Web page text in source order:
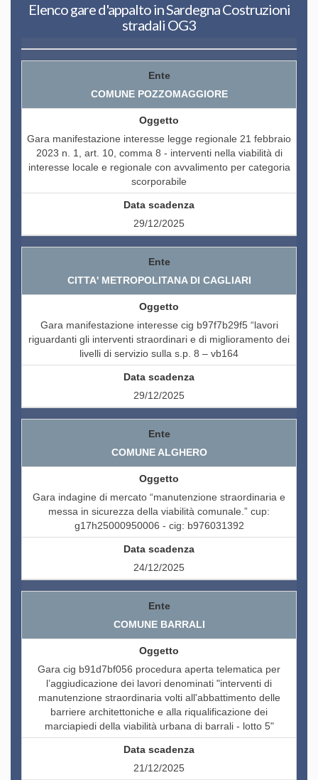
Elenco gare d'appalto in Sardegna Costruzioni
stradali OG3
COMUNE POZZOMAGGIORE
Gara manifestazione interesse legge regionale 21 febbraio
2023 n. 1, art. 10, comma 8 - interventi nella viabilità di
interesse locale e regionale con avvalimento per categoria
scorporabile
29/12/2025
CITTA' METROPOLITANA DI CAGLIARI
Gara manifestazione interesse cig b97f7b29f5 “lavori
riguardanti gli interventi straordinari e di miglioramento dei
livelli di servizio sulla s.p. 8 – vb164
29/12/2025
COMUNE ALGHERO
Gara indagine di mercato “manutenzione straordinaria e
messa in sicurezza della viabilità comunale.” cup:
g17h25000950006 - cig: b976031392
24/12/2025
COMUNE BARRALI
Gara cig b91d7bf056 procedura aperta telematica per
l’aggiudicazione dei lavori denominati "interventi di
manutenzione straordinaria volti all'abbattimento delle
barriere architettoniche e alla riqualificazione dei
marciapiedi della viabilità urbana di barrali - lotto 5"
21/12/2025